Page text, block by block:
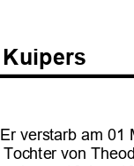
